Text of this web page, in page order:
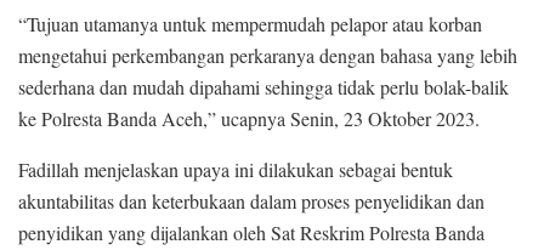
“Tujuan utamanya untuk mempermudah pelapor atau korban
mengetahui perkembangan perkaranya dengan bahasa yang lebih
sederhana dan mudah dipahami sehingga tidak perlu bolak-balik
ke Polresta Banda Aceh,” ucapnya Senin, 23 Oktober 2023.
Fadillah menjelaskan upaya ini dilakukan sebagai bentuk
akuntabilitas dan keterbukaan dalam proses penyelidikan dan
penyidikan yang dijalankan oleh Sat Reskrim Polresta Banda